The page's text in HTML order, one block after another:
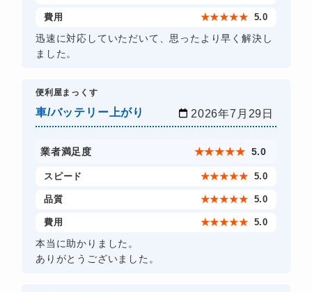
費用 ★★★★★ 5.0
迅速に対応していただいて、思ったより早く解決し
ました。
​便利屋まっくす
車/バッテリー上がり 2026年7月29日
業者満足度 ★★★★★ 5.0
スピード ★★★★★ 5.0
品質 ★★★★★ 5.0
費用 ★★★★★ 5.0
本当に助かりました。
ありがとうございました。